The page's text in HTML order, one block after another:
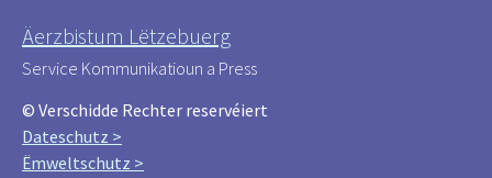
Äerzbistum Lëtzebuerg
Service Kommunikatioun a Press
© Verschidde Rechter reservéiert
Dateschutz >
Ëmweltschutz >